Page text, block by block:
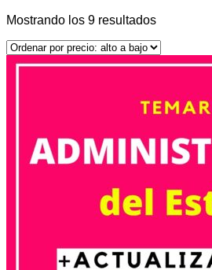
Mostrando los 9 resultadosOrdenado
precio:
alto